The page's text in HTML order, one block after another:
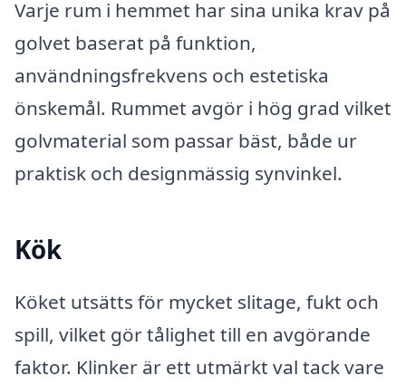
Varje rum i hemmet har sina unika krav på
golvet baserat på funktion,
användningsfrekvens och estetiska
önskemål. Rummet avgör i hög grad vilket
golvmaterial som passar bäst, både ur
praktisk och designmässig synvinkel.
Kök
Köket utsätts för mycket slitage, fukt och
spill, vilket gör tålighet till en avgörande
faktor. Klinker är ett utmärkt val tack vare